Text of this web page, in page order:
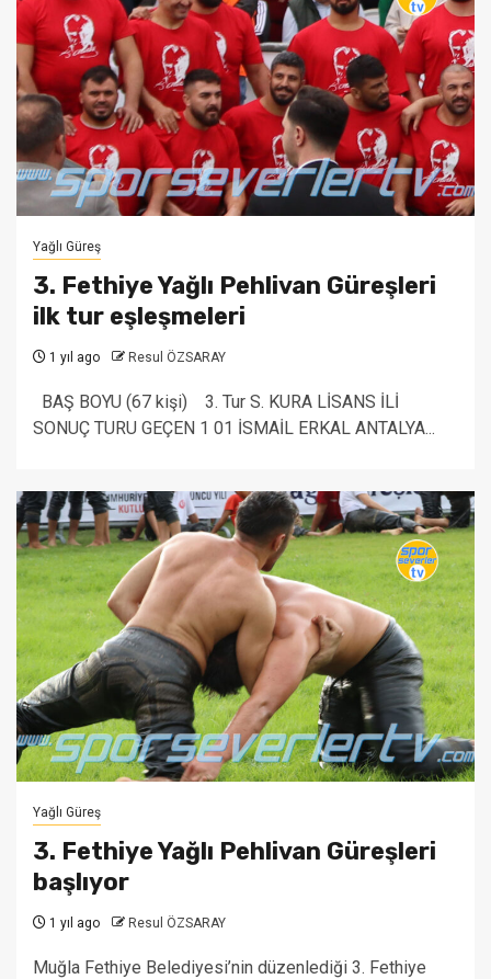
Yağlı Güreş
3. Fethiye Yağlı Pehlivan Güreşleri
ilk tur eşleşmeleri
1 yıl ago Resul ÖZSARAY
BAŞ BOYU (67 kişi) 3. Tur S. KURA LİSANS İLİ
SONUÇ TURU GEÇEN 1 01 İSMAİL ERKAL ANTALYA...
Yağlı Güreş
3. Fethiye Yağlı Pehlivan Güreşleri
başlıyor
1 yıl ago Resul ÖZSARAY
Muğla Fethiye Belediyesi’nin düzenlediği 3. Fethiye